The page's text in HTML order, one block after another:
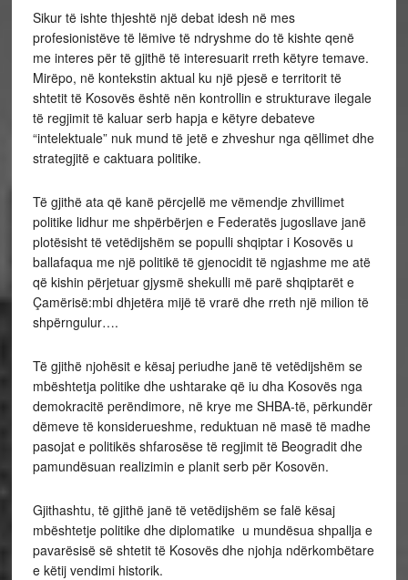
Sikur të ishte thjeshtë një debat idesh në mes
profesionistëve të lëmive të ndryshme do të kishte qenë
me interes për të gjithë të interesuarit rreth këtyre temave.
Mirëpo, në kontekstin aktual ku një pjesë e territorit të
shtetit të Kosovës është nën kontrollin e strukturave ilegale
të regjimit të kaluar serb hapja e këtyre debateve
“intelektuale” nuk mund të jetë e zhveshur nga qëllimet dhe
strategjitë e caktuara politike.
Të gjithë ata që kanë përcjellë me vëmendje zhvillimet
politike lidhur me shpërbërjen e Federatës jugosllave janë
plotësisht të vetëdijshëm se populli shqiptar i Kosovës u
ballafaqua me një politikë të gjenocidit të ngjashme me atë
që kishin përjetuar gjysmë shekulli më parë shqiptarët e
Çamërisë:mbi dhjetëra mijë të vrarë dhe rreth një milion të
shpërngulur….
Të gjithë njohësit e kësaj periudhe janë të vetëdijshëm se
mbështetja politike dhe ushtarake që iu dha Kosovës nga
demokracitë perëndimore, në krye me SHBA-të, përkundër
dëmeve të konsiderueshme, reduktuan në masë të madhe
pasojat e politikës shfarosëse të regjimit të Beogradit dhe
pamundësuan realizimin e planit serb për Kosovën.
Gjithashtu, të gjithë janë të vetëdijshëm se falë kësaj
mbështetje politike dhe diplomatike u mundësua shpallja e
pavarësisë së shtetit të Kosovës dhe njohja ndërkombëtare
e këtij vendimi historik.